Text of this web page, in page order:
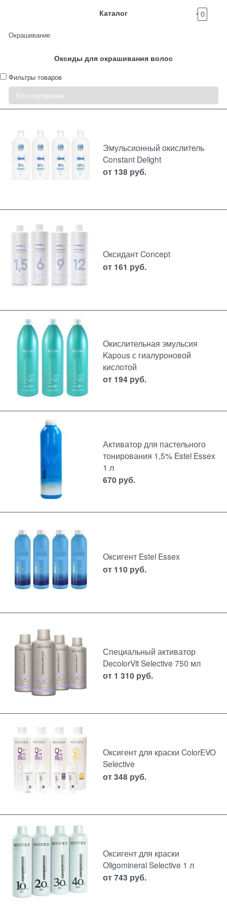
Каталог 0
Окрашивание
Оксиды для окрашивания волос
Фильтры товаров
Эмульсионный окислитель
Constant Delight
от 138 руб.
Оксидант Concept
от 161 руб.
Окислительная эмульсия
Kapous с гиалуроновой
кислотой
от 194 руб.
Активатор для пастельного
тонирования 1,5% Estel Essex
1 л
670 руб.
Оксигент Estel Essex
от 110 руб.
Специальный активатор
DecolorVit Selective 750 мл
от 1 310 руб.
Оксигент для краски ColorEVO
Selective
от348 руб.
Оксигент для краски
Oligomineral Selective 1 л
от743 руб.